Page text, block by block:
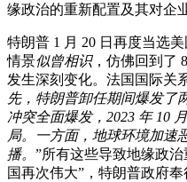
缘政治的重新配置及其对企
特朗普 1 月 20 日再度当选
情景似曾相识，仿佛回到了
发生深刻变化。法国国际关
先，特朗普卸任期间爆发了
冲突全面爆发，2023 年 10
局。一方面，地球环境加速
播。 ”所有这些导致地缘政
国再次伟大”，特朗普政府